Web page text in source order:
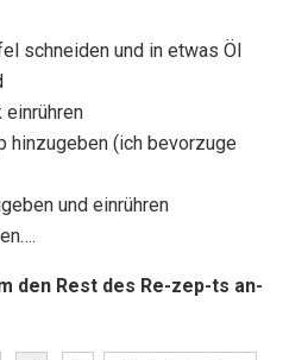
schneiden und in etwas Öl
hinzugeben (ich bevorzuge
und einrühren
den Rest des Re-zep-ts an-